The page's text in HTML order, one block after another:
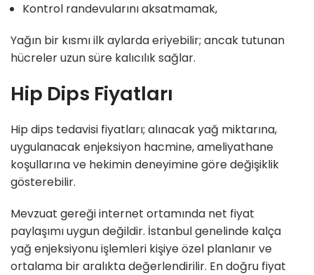
Kontrol randevularını aksatmamak,
Yağın bir kısmı ilk aylarda eriyebilir; ancak tutunan
hücreler uzun süre kalıcılık sağlar.
Hip Dips Fiyatları
Hip dips tedavisi fiyatları; alınacak yağ miktarına,
uygulanacak enjeksiyon hacmine, ameliyathane
koşullarına ve hekimin deneyimine göre değişiklik
gösterebilir.
Mevzuat gereği internet ortamında net fiyat
paylaşımı uygun değildir. İstanbul genelinde kalça
yağ enjeksiyonu işlemleri kişiye özel planlanır ve
ortalama bir aralıkta değerlendirilir. En doğru fiyat